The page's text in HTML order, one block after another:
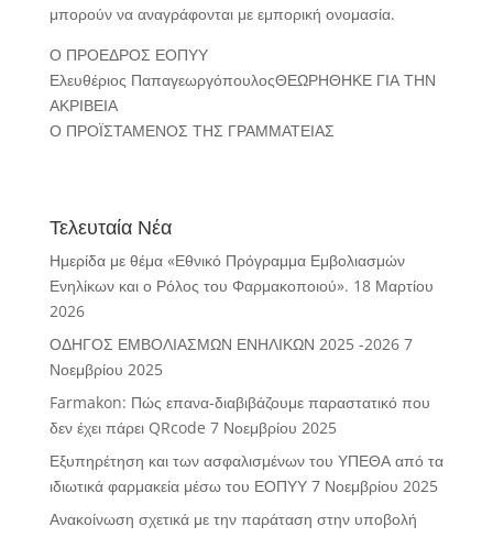
μπορούν να αναγράφονται με εμπορική ονομασία.
Ο ΠΡΟΕΔΡΟΣ ΕΟΠΥΥ
Ελευθέριος ΠαπαγεωργόπουλοςΘΕΩΡΗΘΗΚΕ ΓΙΑ ΤΗΝ
ΑΚΡΙΒΕΙΑ
Ο ΠΡΟΪΣΤΑΜΕΝΟΣ ΤΗΣ ΓΡΑΜΜΑΤΕΙΑΣ
Τελευταία Νέα
Ημερίδα με θέμα «Εθνικό Πρόγραμμα Εμβολιασμών
Ενηλίκων και ο Ρόλος του Φαρμακοποιού». 18 Μαρτίου
2026
ΟΔΗΓΟΣ ΕΜΒΟΛΙΑΣΜΩΝ ΕΝΗΛΙΚΩΝ 2025 -2026 7
Νοεμβρίου 2025
Farmakon: Πώς επανα-διαβιβάζουμε παραστατικό που
δεν έχει πάρει QRcode 7 Νοεμβρίου 2025
Εξυπηρέτηση και των ασφαλισμένων του ΥΠΕΘΑ από τα
ιδιωτικά φαρμακεία μέσω του ΕΟΠΥΥ 7 Νοεμβρίου 2025
Ανακοίνωση σχετικά με την παράταση στην υποβολή